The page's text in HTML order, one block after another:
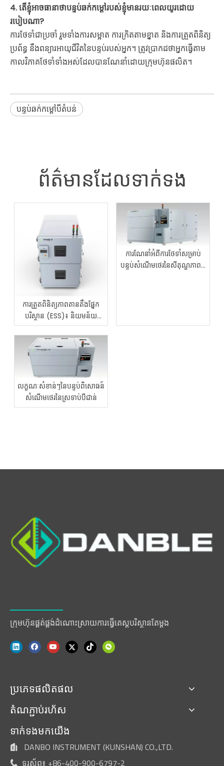
4. តើខ្ញុំអាចធានាថាបន្ទប់ឆក់កម្ដៅរបស់ខ្ញុំមានរយៈពេលយូរដោយ
របៀបណា?
ការថែទាំជាប្រចាំ រួមទាំងការសម្អាត ការក្រិតតាមខ្នាត និងការត្រួតពិនិត្យ
ប្រព័ន្ធ នឹងពន្យារអាយុជីវិតនៃបន្ទប់របស់អ្នក។ ត្រូវប្រាកដថាអ្នកធ្វើតាម
កាលវិភាគថែទាំទាំងអស់ដែលបានណែនាំដោយក្រុមហ៊ុនផលិត។
បន្ទប់ឆក់កម្ដៅបីតំបន់
ព័ត៌មានដែលទាក់ទង
ការត្រួតពិនិត្យភាពតានតឹងផ្នែក
បរិស្ថាន (ESS)៖ និយមន័យ
ដំណើរការ និងអត្ថប្រយោជន៍
ឧស្សាហកម្ម
ការណែនាំអំពីការថែទាំសម្រាប់
បន្ទប់សំណើមថេរនៃសីតុណ្ហភាពបី
លក្ខណៈសំខាន់ៗនៃបន្ទប់ពិសោធន៍
សំណើមថេរនៃស្រទាប់បីជាន់
ក្រុមហ៊ុនផ្គត់ផ្គង់ដំណោះស្រាយការធ្វើតេស្តបរិស្ថានតែម្តង
ប្រភេទផលិតផល
តំណភ្ជាប់រហ័ស
ទាក់ទងមកយើង
 DANBO INSTRUMENT (KUNSHAN) CO.,LTD.
 ទូរស័ព្ទ៖ +86-400-900-6797-2